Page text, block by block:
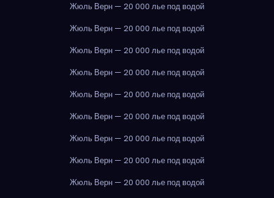
Жюль Верн — 20 000 лье под водой
Жюль Верн — 20 000 лье под водой
Жюль Верн — 20 000 лье под водой
Жюль Верн — 20 000 лье под водой
Жюль Верн — 20 000 лье под водой
Жюль Верн — 20 000 лье под водой
Жюль Верн — 20 000 лье под водой
Жюль Верн — 20 000 лье под водой
Жюль Верн — 20 000 лье под водой